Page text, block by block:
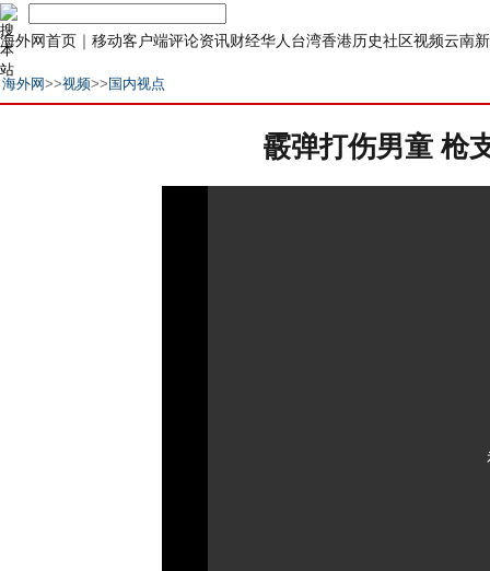
海外网首页 ｜ 移动客户端评论资讯财经华人 台湾香港历史社区视频云南
海外网>>视频>> 国内视点
霰弹打伤男童 枪